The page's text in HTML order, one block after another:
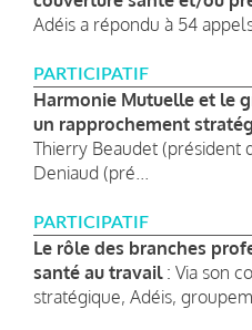
Adéis a répondu à 54 appels
PARTICIPATIF
Harmonie Mutuelle et le
un rapprochement
Thierry Beaudet (président
Deniaud (pré...
PARTICIPATIF
Le rôle des branches
santé au travail: Via son
stratégique, Adéis,